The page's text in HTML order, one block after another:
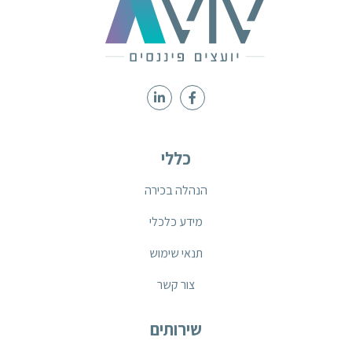
כללי
הנהלה בכירה
מידע כלכלי
תנאי שימוש
צור קשר
שירותים